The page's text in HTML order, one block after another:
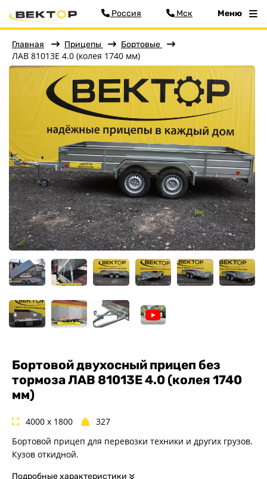
Меню
Главная
Прицепы
Бортовые
Спец. назначения
Одноосные
Двухосные
Прицепы для квадроциклов
Прицепы-автовозы
Прицепы с тормозом
Прицепы для мотоциклов
катеров с жестким корпусом
Фильтр
Россия Мск Меню
Главная Прицепы Бортовые
ЛАВ 81013E 4.0 (колея 1740 мм)
Бортовой двухосный прицеп без
тормоза ЛАВ 81013E 4.0 (колея 1740
мм)
4000 x 1800
327
Бортовой прицеп для перевозки техники и других грузов.
Кузов откидной.
Подробные характеристики